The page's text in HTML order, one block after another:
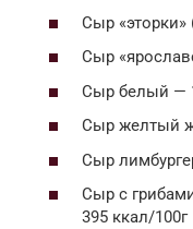
Сыр
Сыр
Сыр белый —
Сыр желтый
Сыр
Сыр с
395 ккал/100г